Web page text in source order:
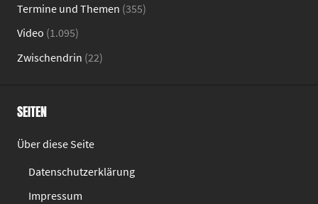
Termine und Themen (355)
Video (1.095)
Zwischendrin (22)
SEITEN
Über diese Seite
Datenschutzerklärung
Impressum